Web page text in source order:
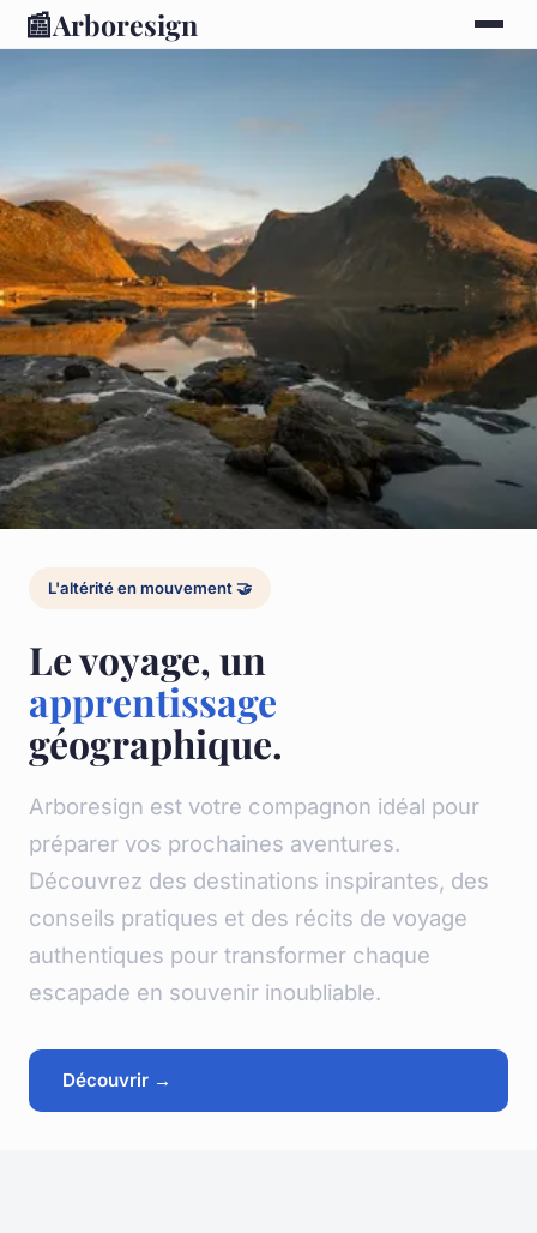
📰Arboresign
L'altérité en mouvement 🤝
Le voyage, un
apprentissage
géographique.
Arboresign est votre compagnon idéal pour
préparer vos prochaines aventures.
Découvrez des destinations inspirantes, des
conseils pratiques et des récits de voyage
authentiques pour transformer chaque
escapade en souvenir inoubliable.
Découvrir →